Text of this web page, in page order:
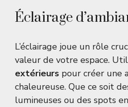
Éclairage
L’éclairage joue un rôle
valeur de votre espace.
extérieurs pour créer une
chaleureuse. Que ce soit
lumineuses ou des spots